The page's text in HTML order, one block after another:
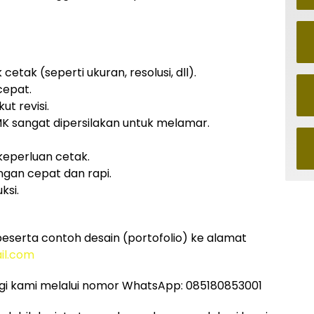
(seperti ukuran, resolusi, dll).
revisi.
sangat dipersilakan untuk melamar.
cetak.
cepat dan rapi.
contoh desain (portofolio) ke alamat
kami melalui nomor WhatsApp: 085180853001